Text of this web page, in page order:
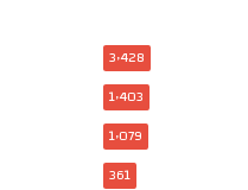
3٬428
1٬403
1٬079
361